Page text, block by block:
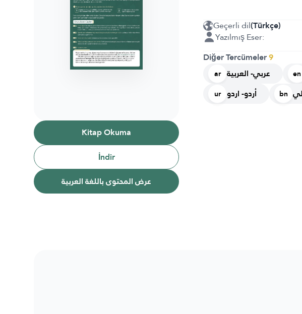
Kitap Okuma
İndir
عرض المحتوى باللغة العربية
Geçerli dil(Türkçe)
Yazılmış Eser:
Diğer Tercümeler9
ar عربي- العربية en
ur أردو- اردو bn